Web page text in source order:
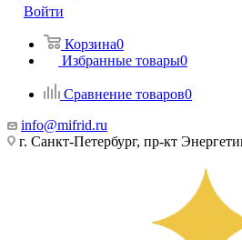
Войти
Корзина0
Избранные товары0
Сравнение товаров0
info@mifrid.ru
г. Санкт-Петербург, пр-кт